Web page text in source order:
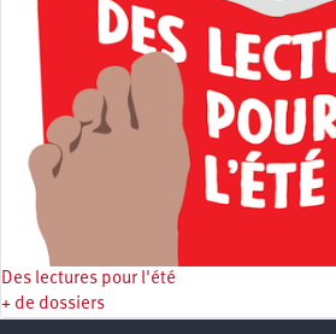
Des lectures pour l'été
+ de dossiers